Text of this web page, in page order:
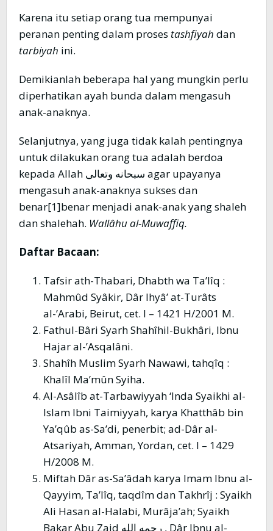
Karena itu setiap orang tua mempunyai
peranan penting dalam proses tashfiyah dan
tarbiyah ini.
Demikianlah beberapa hal yang mungkin perlu
diperhatikan ayah bunda dalam mengasuh
anak-anaknya.
Selanjutnya, yang juga tidak kalah pentingnya
untuk dilakukan orang tua adalah berdoa
kepada Allah سبحانه وتعالى agar upayanya
mengasuh anak-anaknya sukses dan
benar[1]benar menjadi anak-anak yang shaleh
dan shalehah. Wallâhu al-Muwaffiq.
Daftar Bacaan:
Tafsir ath-Thabari, Dhabth wa Ta’lîq :
Mahmûd Syâkir, Dâr Ihyâ’ at-Turâts
al-’Arabi, Beirut, cet. I – 1421 H/2001 M.
Fathul-Bâri Syarh Shahîhil-Bukhâri, Ibnu
Hajar al-’Asqalâni.
Shahîh Muslim Syarh Nawawi, tahqîq :
Khalîl Ma’mûn Syiha.
Al-Asâlîb at-Tarbawiyyah ‘Inda Syaikhi al-
Islam Ibni Taimiyyah, karya Khatthâb bin
Ya’qûb as-Sa’di, penerbit; ad-Dâr al-
Atsariyah, Amman, Yordan, cet. I – 1429
H/2008 M.
Miftah Dâr as-Sa’âdah karya Imam Ibnu al-
Qayyim, Ta’lîq, taqdîm dan Takhrîj : Syaikh
Ali Hasan al-Halabi, Murâja’ah; Syaikh
Bakar Abu Zaid رحمه الله , Dâr Ibnu al-